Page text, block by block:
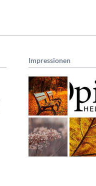
Impressionen